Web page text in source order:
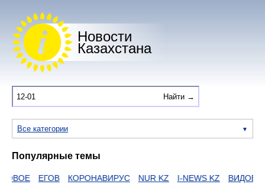
Новости
Казахстана
Все категории
Популярные темы
КОРОНАВИРУС NUR KZ I-NEWS KZ ВИДОЕ ДУМАН